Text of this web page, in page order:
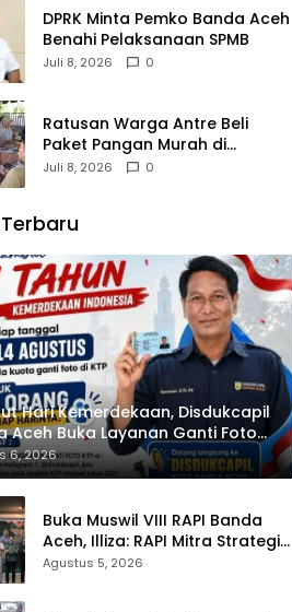
DPRK Minta Pemko Banda Aceh
Benahi Pelaksanaan SPMB
Juli 8, 2026 0
Ratusan Warga Antre Beli
Paket Pangan Murah di
Simpang Tiga
Juli 8, 2026 0
Hari Kemerdekaan, Disdukcapil
Aceh Buka Layanan Ganti Foto
6, 2026
Buka Muswil VIII RAPI Banda
Aceh, Illiza: RAPI Mitra Strategis
Pemerintah
Agustus 5, 2026